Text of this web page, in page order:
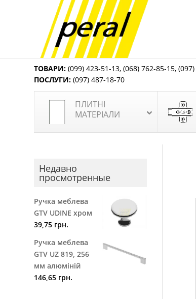
ТОВАРИ: (099) 423-51-13,(068) 762-85-15,
ПОСЛУГИ: (097) 487-18-70
ПЛИТНІ
МАТЕРІАЛИ
Недавно
просмотренные
Ручка меблева
GTV UDINE хром
39,75 грн.
Ручка меблева
GTV UZ 819, 256
мм алюміній
146,65 грн.